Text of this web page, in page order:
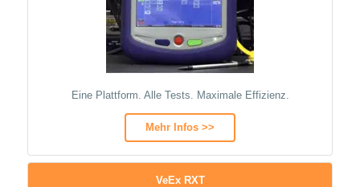
Eine Plattform. Alle Tests. Maximale Effizienz.
Mehr Infos >>
VeEx RXT